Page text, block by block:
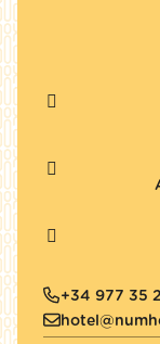
+34 977 35